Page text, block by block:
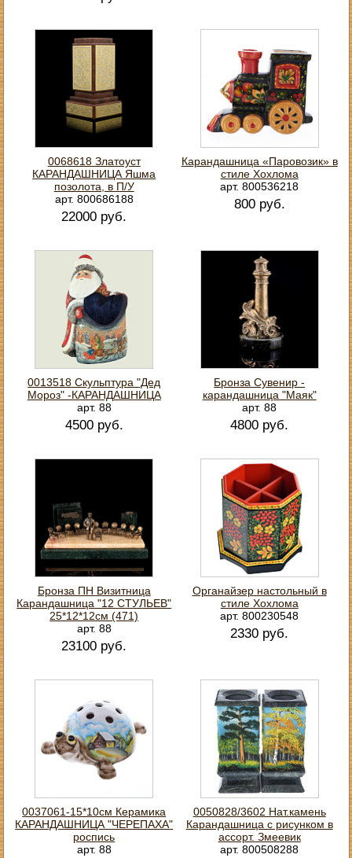
0068618 Златоуст
КАРАНДАШНИЦА Яшма
позолота, в П/У
арт. 800686188
22000 руб.
Карандашница «Паровозик» в
стиле Хохлома
арт. 800536218
800 руб.
0013518 Скульптура "Дед
Мороз" -КАРАНДАШНИЦА
арт. 88
4500 руб.
Бронза Сувенир -
карандашница "Маяк"
арт. 88
4800 руб.
Бронза ПН Визитница
Карандашница "12 СТУЛЬЕВ"
25*12*12см (471)
арт. 88
23100 руб.
Органайзер настольный в
стиле Хохлома
арт. 800230548
2330 руб.
0037061-15*10см Керамика
КАРАНДАШНИЦА "ЧЕРЕПАХА"
роспись
арт. 88
0050828/3602 Нат.камень
Карандашница с рисунком в
ассорт. Змеевик
арт. 800508288